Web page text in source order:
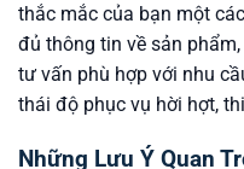
thắc mắc của bạn một
đủ thông tin về sản
tư vấn phù hợp với nhu
thái độ phục vụ hời hợt,
Những Lưu Ý Quan